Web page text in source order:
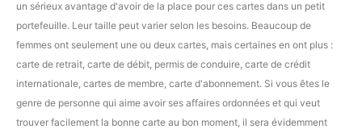
un sérieux avantage d'avoir de la place pour ces cartes dans un petit
portefeuille. Leur taille peut varier selon les besoins. Beaucoup de
femmes ont seulement une ou deux cartes, mais certaines en ont plus :
carte de retrait, carte de débit, permis de conduire, carte de crédit
internationale, cartes de membre, carte d'abonnement. Si vous êtes le
genre de personne qui aime avoir ses affaires ordonnées et qui veut
trouver facilement la bonne carte au bon moment, il sera évidemment